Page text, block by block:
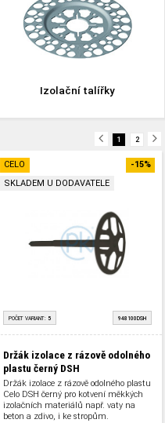
Izolační talířky
1 2
CELO
SKLADEM U DODAVATELE
-15%
POČET VARIANT: 5 948100DSH
Držák izolace z rázově odolného
plastu černý DSH
Držák izolace z rázově odolného plastu
Celo DSH černý pro kotvení měkkých
izolačních materiálů např. vaty na
beton a zdivo, i ke stropům.